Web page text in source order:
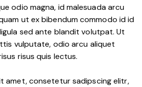
odio magna, id malesuada arcu
ut ex bibendum commodo id id
sed ante blandit volutpat. Ut
vulputate, odio arcu aliquet
risus quis lectus.
amet, consetetur sadipscing elitr,